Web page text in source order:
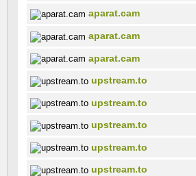
aparat.cam
aparat.cam
aparat.cam
upstream.to
upstream.to
upstream.to
upstream.to
upstream.to